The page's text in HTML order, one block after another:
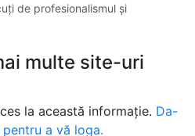
de profesionalismul și
multe site-uri
la această informație. Da-
a vă loga.